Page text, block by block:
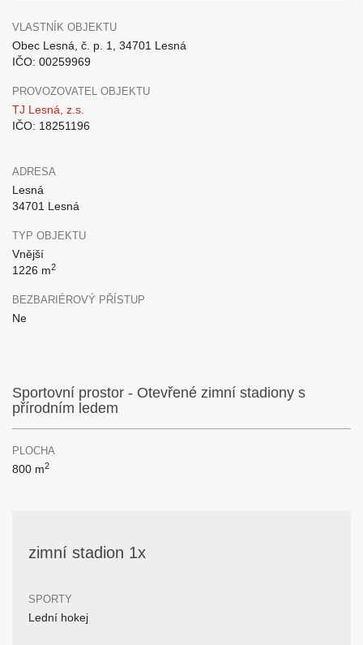
VLASTNÍK OBJEKTU
Obec Lesná, č. p. 1, 34701 Lesná
IČO: 00259969
PROVOZOVATEL OBJEKTU
TJ Lesná, z.s.
IČO: 18251196
ADRESA
Lesná
34701 Lesná
TYP OBJEKTU
Vnější
1226 m2
BEZBARIÉROVÝ PŘÍSTUP
Ne
Sportovní prostor - Otevřené zimní stadiony s
přírodním ledem
PLOCHA
800 m2
zimní stadion 1x
SPORTY
Lední hokej